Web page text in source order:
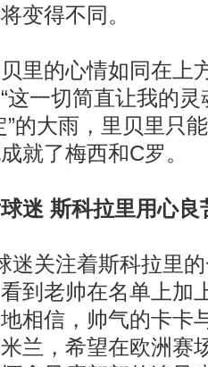
变得不同。
的心情如同在上
这一切简直让我的灵
”的大雨，里贝里只
就了梅西和C罗。
迷 斯科拉里用心良
关注着斯科拉里的
到老帅在名单上加
相信，帅气的卡卡
兰，希望在欧洲赛